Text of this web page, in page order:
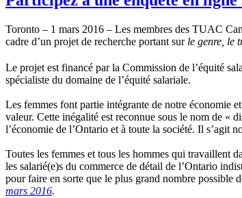
Toronto – 1 mars 2016 – Les membres des TUAC
cadre d’un projet de recherche portant sur le genre, le
Le projet est financé par la Commission de l’équité
spécialiste du domaine de l’équité salariale.
Les femmes font partie intégrante de notre économie
valeur. Cette inégalité est reconnue sous le nom de «
l’économie de l’Ontario et à toute la société. Il s’agit
Toutes les femmes et tous les hommes qui travaillent
les salarié(e)s du commerce de détail de l’Ontario
pour faire en sorte que le plus grand nombre possible
mars 2016.